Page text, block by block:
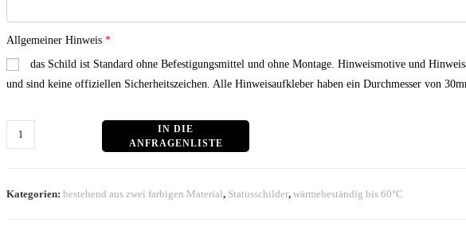
Allgemeiner Hinweis *
das Schild ist Standard ohne Befestigungsmittel und ohne Montage. Hinweismotive und
und sind keine offiziellen Sicherheitszeichen. Alle Hinweisaufkleber haben ein Durchmesser von
Statusschild:
grün
weißer
Kategorien: bestehend aus zwei farbigen Material, Statusschilder, wärmebeständig bis 60°C